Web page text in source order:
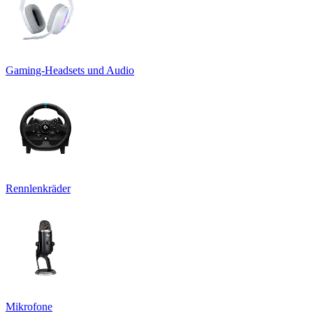
Gaming-Headsets und Audio
Rennlenkräder
Mikrofone